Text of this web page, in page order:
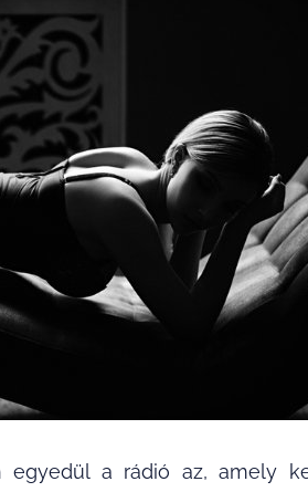
egyedül a rádió az, amely